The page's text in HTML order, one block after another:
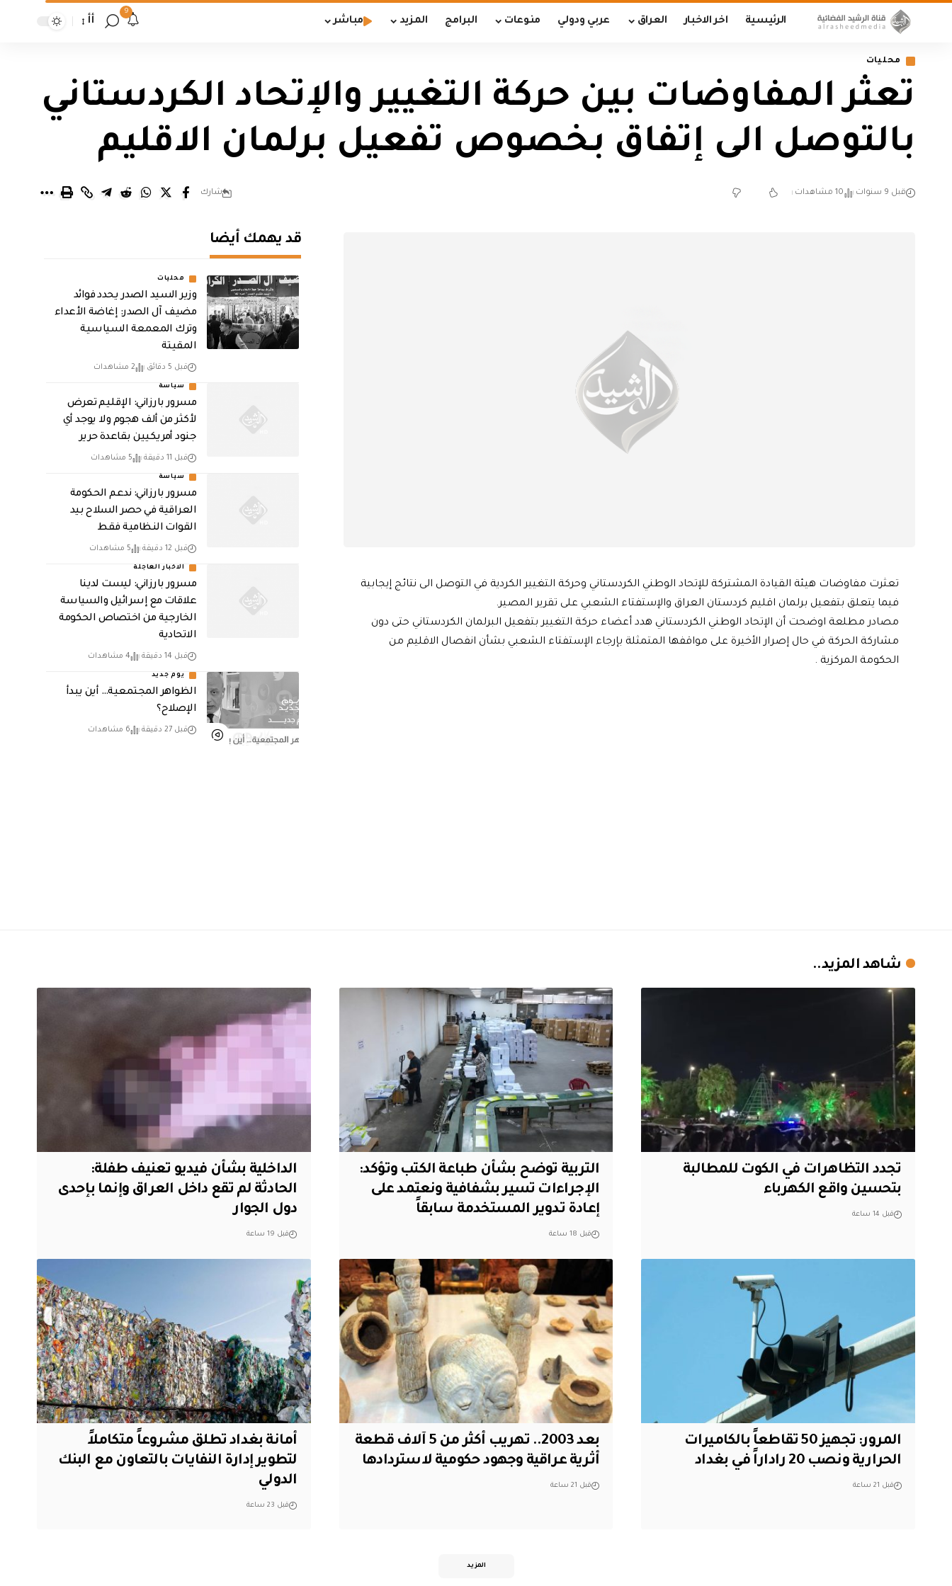
الرئيسية اخر الاخبار العراق عربي ودولي منوعات البرامج المزيد مباشر
9
أأ
محليات
تعثر المفاوضات بين حركة التغيير والإتحاد الكردستاني
بالتوصل الى إتفاق بخصوص تفعيل برلمان الاقليم
قبل 9 سنوات 10 مشاهدات شارك
تعثرت مفاوضات هيئة القيادة المشتركة للإتحاد الوطني الكردستاني وحركة التغيير الكردية في التوصل الى نتائج إيجابية
فيما يتعلق بتفعيل برلمان اقليم كردستان العراق والإستفتاء الشعبي على تقرير المصير.
مصادر مطلعة اوضحت أن الإتحاد الوطني الكردستاني هدد أعضاء حركة التغيير بتفعيل البرلمان الكردستاني حتى دون
مشاركة الحركة في حال إصرار الأخيرة على مواقفها المتمثلة بإرجاء الإستفتاء الشعبي بشأن انفصال الاقليم من
الحكومة المركزية .
قد يهمك أيضا
محليات
وزير السيد الصدر يحدد فوائد
مضيف آل الصدر: إغاضة الأعداء
وترك المعمعة السياسية
المقيتة
قبل 5 دقائق 2 مشاهدات
سياسة
مسرور بارزاني: الإقليم تعرض
لأكثر من ألف هجوم ولا يوجد أي
جنود أمريكيين بقاعدة حرير
قبل 11 دقيقة 5 مشاهدات
سياسة
مسرور بارزاني: ندعم الحكومة
العراقية في حصر السلاح بيد
القوات النظامية فقط
قبل 12 دقيقة 5 مشاهدات
الاخبار العاجلة
مسرور بارزاني: ليست لدينا
علاقات مع إسرائيل والسياسة
الخارجية من اختصاص الحكومة
الاتحادية
قبل 14 دقيقة 4 مشاهدات
يوم جديد
الظواهر المجتمعية… أين يبدأ
الإصلاح؟
قبل 27 دقيقة 6 مشاهدات
شاهد المزيد..
تجدد التظاهرات في الكوت للمطالبة
بتحسين واقع الكهرباء
قبل 14 ساعة
التربية توضح بشأن طباعة الكتب وتؤكد:
الإجراءات تسير بشفافية ونعتمد على
إعادة تدوير المستخدمة سابقاً
قبل 18 ساعة
الداخلية بشأن فيديو تعنيف طفلة:
الحادثة لم تقع داخل العراق وإنما بإحدى
دول الجوار
قبل 19 ساعة
المرور: تجهيز 50 تقاطعاً بالكاميرات
الحرارية ونصب 20 راداراً في بغداد
قبل 21 ساعة
بعد 2003.. تهريب أكثر من 5 آلاف قطعة
أثرية عراقية وجهود حكومية لاستردادها
قبل 21 ساعة
أمانة بغداد تطلق مشروعاً متكاملاً
لتطوير إدارة النفايات بالتعاون مع البنك
الدولي
قبل 23 ساعة
المزيد